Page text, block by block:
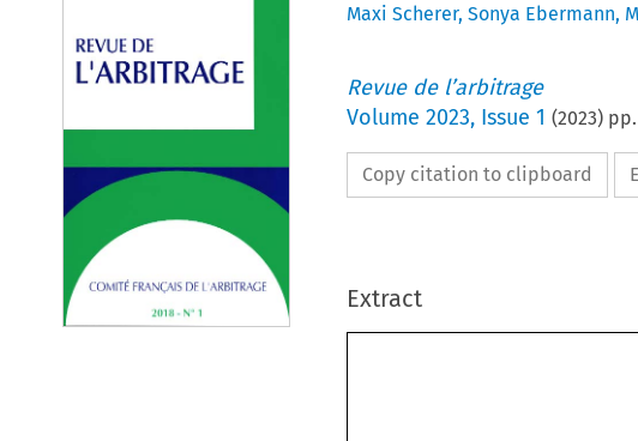
Maxi Scherer, Sonya Ebermann,
Revue de l’arbitrage
Volume 2023, Issue 1 (2023) pp.
Copy citation to clipboard
Extract